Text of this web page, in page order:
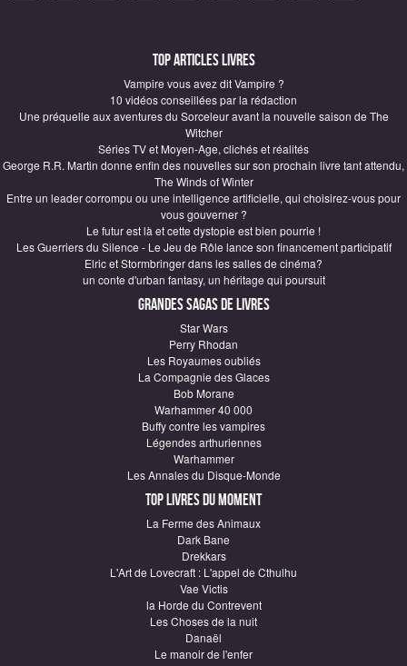
Top articles Livres
Vampire vous avez dit Vampire ?
10 vidéos conseillées par la rédaction
Une préquelle aux aventures du Sorceleur avant la nouvelle saison de The
Witcher
Séries TV et Moyen-Age, clichés et réalités
George R.R. Martin donne enfin des nouvelles sur son prochain livre tant attendu,
The Winds of Winter
Entre un leader corrompu ou une intelligence artificielle, qui choisirez-vous pour
vous gouverner ?
Le futur est là et cette dystopie est bien pourrie !
Les Guerriers du Silence - Le Jeu de Rôle lance son financement participatif
Elric et Stormbringer dans les salles de cinéma?
un conte d'urban fantasy, un héritage qui poursuit
Grandes sagas de Livres
Star Wars
Perry Rhodan
Les Royaumes oubliés
La Compagnie des Glaces
Bob Morane
Warhammer 40 000
Buffy contre les vampires
Légendes arthuriennes
Warhammer
Les Annales du Disque-Monde
Top Livres du moment
La Ferme des Animaux
Dark Bane
Drekkars
L'Art de Lovecraft : L'appel de Cthulhu
Vae Victis
la Horde du Contrevent
Les Choses de la nuit
Danaël
Le manoir de l'enfer